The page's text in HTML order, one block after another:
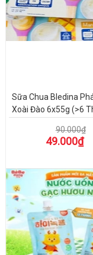
Sữa Chua Bledina
Xoài Đào 6x55g (>6
90.000₫
49.000₫